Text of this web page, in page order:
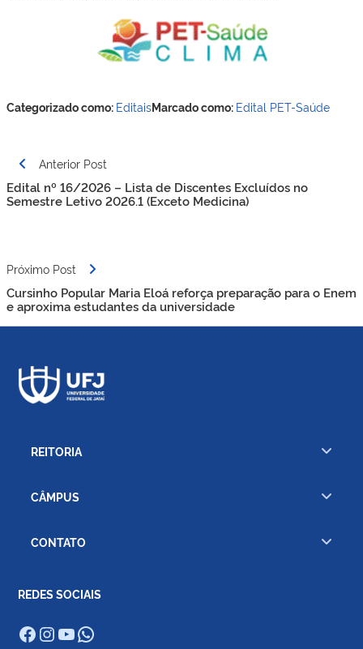
Categorizado como: EditaisMarcado como: Edital PET-Saúde
Navegação
de
Post
Anterior Post
Edital nº 16/2026 – Lista de Discentes Excluídos no
Semestre Letivo 2026.1 (Exceto Medicina)
Próximo Post
Cursinho Popular Maria Eloá reforça preparação para o Enem
e aproxima estudantes da universidade
REITORIA
CÂMPUS
CONTATO
REDES SOCIAIS
Facebook
Instagram
Youtube
WhatsApp